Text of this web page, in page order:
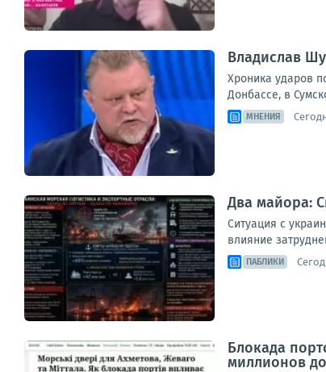
Владислав
Хроника ударов
Донбассе, в
МНЕНИЯ
Два майора:
Ситуация с
влияние
ПАБЛИКИ
Блокада
миллионов